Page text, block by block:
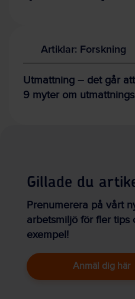
Artiklar: Forskning
Utmattning – det går
9 myter om
Gillade du
Prenumerera på vårt
arbetsmiljö för fler tips
exempel!
Anmäl dig här